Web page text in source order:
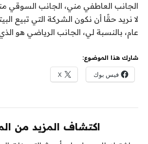
الجانب العاطفي مني، الجانب السوقي
لا نريد حقًا أن نكون الشركة التي تبيع
عام، بالنسبة لي، الجانب الرياضي هو
شارك هذا الموضوع:
فيس بوك X
اكتشاف المزيد من